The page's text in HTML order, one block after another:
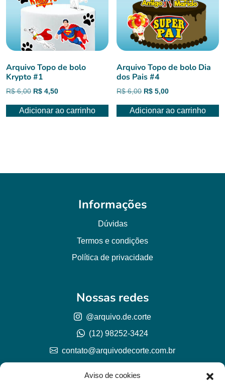
Aviso de cookies
Arquivo Topo de bolo
Krypto #1
R$6,00 O
original
R$ 4,50O
atual
Adicionar ao carrinho
Arquivo Topo de bolo Dia
dos Pais #4
R$6,00 O
original
R$ 5,00O
atual
Adicionar ao carrinho
Informações
Dúvidas
Termos e condições
Política de privacidade
Nossas redes
@arquivo.de.corte
(12) 98252-3424
contato@arquivodecorte.com.br